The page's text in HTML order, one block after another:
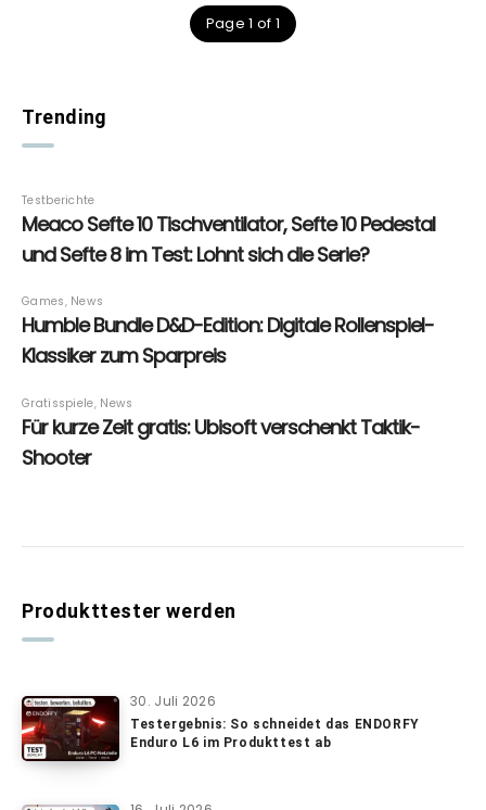
Page 1 of 1
Trending
Produkttester werden
30. Juli 2026
Testergebnis: So schneidet das ENDORFY
Enduro L6 im Produkttest ab